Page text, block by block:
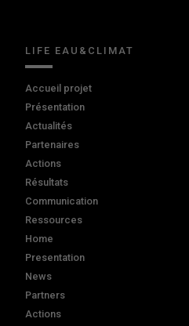
LIFE EAU&CLIMAT
Accueil projet
Présentation
Actualités
Partenaires
Actions
Résultats
Communication
Ressources
Home
Presentation
News
Partners
Actions